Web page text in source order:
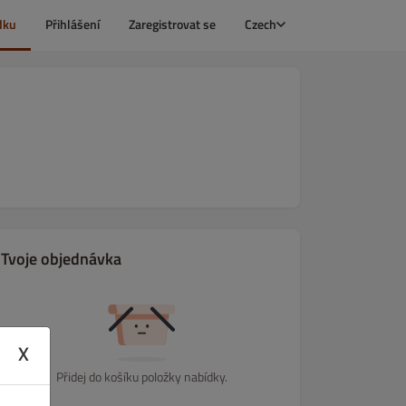
Přihlášení Zaregistrovat se Czech
Tvoje objednávka
Přidej do košíku položky nabídky.
X